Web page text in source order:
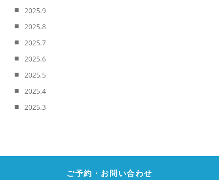
2025.9
2025.8
2025.7
2025.6
2025.5
2025.4
2025.3
ご予約・お問い合わせ